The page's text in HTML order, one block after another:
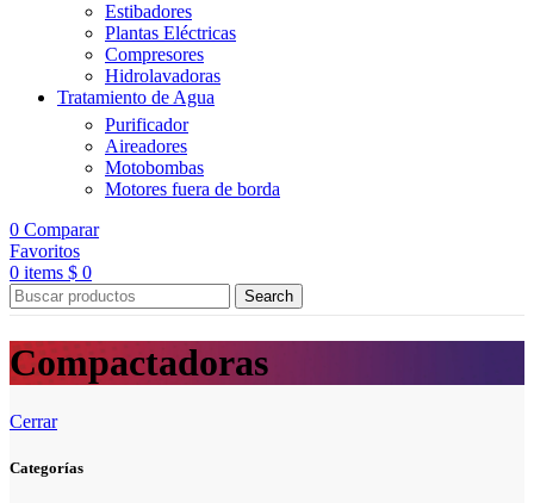
Estibadores
Plantas Eléctricas
Compresores
Hidrolavadoras
Tratamiento de Agua
Purificador
Aireadores
Motobombas
Motores fuera de borda
0 Comparar
Favoritos
0 items $ 0
Search
Compactadoras
Cerrar
Categorías